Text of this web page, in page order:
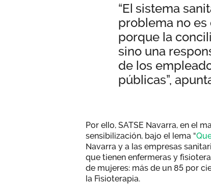
“El sistema
problema no es
porque la
sino una
de los
públicas”,
Por ello, SATSE Navarra, en el
sensibilización, bajo el lema “
Navarra y a las empresas
que tienen enfermeras y
de mujeres: más de un 85 por
la Fisioterapia.